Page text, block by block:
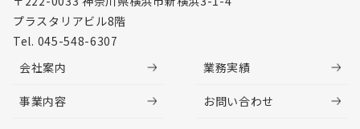
プラスタリアビル8階
Tel. 045-548-6307
会社案内
事業内容
業務実績
お問い合わせ